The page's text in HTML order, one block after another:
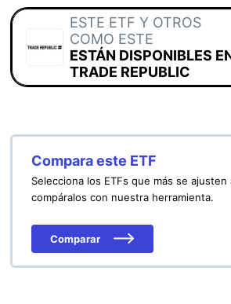
ESTE ETF Y OTROS
COMO ESTE
ESTÁN DISPONIBLES
TRADE REPUBLIC
Compara este ETF
Selecciona los ETFs que más se
compáralos con nuestra herramienta.
Comparar